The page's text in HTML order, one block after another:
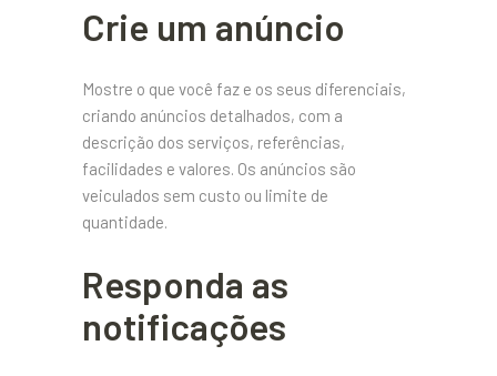
Crie um anúncio
Mostre o que você faz e os seus diferenciais,
criando anúncios detalhados, com a
descrição dos serviços, referências,
facilidades e valores. Os anúncios são
veiculados sem custo ou limite de
quantidade.
Responda as
notificações